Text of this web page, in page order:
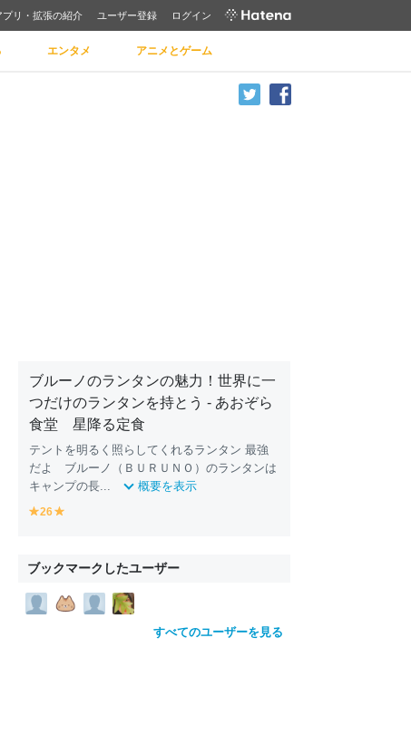
プリ・拡張の紹介 ユーザー登録 ログイン
エンタメ アニメとゲーム
ブルーノのランタンの魅力！世界に一
つだけのランタンを持とう - あおぞら
食堂 星降る定食
テントを明るく照らしてくれるランタン 最強
だよ ブルーノ（ＢＵＲＵＮＯ）のランタンは
キャンプの長...
概要を表示
y
o
w
26
o
w
ブックマークしたユーザー
すべてのユーザーを見る